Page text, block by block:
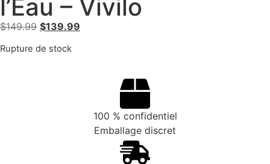
l’Eau – Vivilo
$149.99 $139.99
Rupture de stock
100 % confidentiel
Emballage discret